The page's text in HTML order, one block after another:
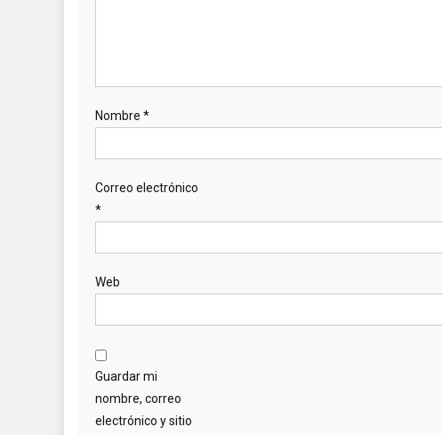
Nombre *
Correo electrónico
*
Web
Guardar mi
nombre, correo
electrónico y sitio